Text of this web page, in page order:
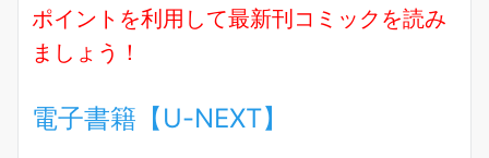
ポイントを利用して最新刊コミックを読み
ましょう！
電子書籍【U-NEXT】